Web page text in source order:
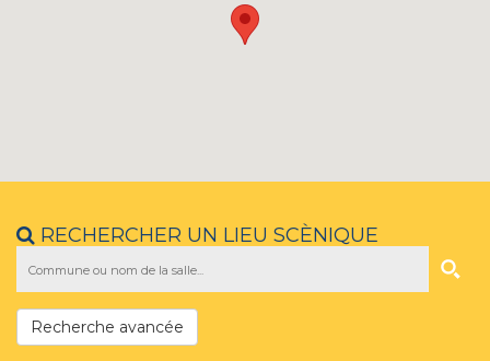
RECHERCHER UN LIEU SCÈNIQUE
Recherche avancée